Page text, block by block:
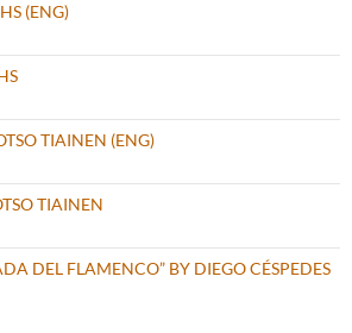
(ENG)
TIAINEN (ENG)
TIAINEN
DEL FLAMENCO” BY DIEGO CÉSPEDES